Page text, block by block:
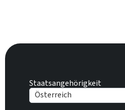
Staatsangehörigkeit
Österreich